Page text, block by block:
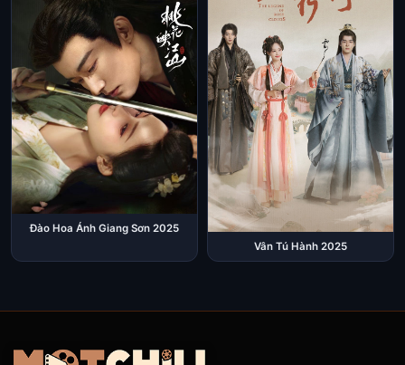
Đào Hoa Ánh Giang Sơn 2025
Vân Tú Hành 2025